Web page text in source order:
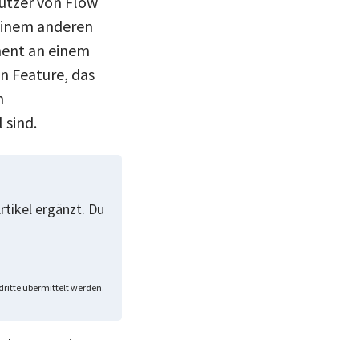
anderen
an einem
Feature, das
sind.
ergänzt. Du
übermittelt werden.